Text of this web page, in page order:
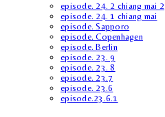
episode. 24. 2 chiang mai 2
episode. 24. 1 chiang mai
episode. Sapporo
episode. Copenhagen
episode. Berlin
episode. 23. 9
episode. 23. 8
episode. 23.7
episode. 23.6
episode.23.6.1